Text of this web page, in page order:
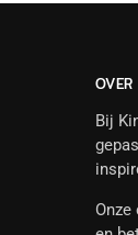
Bij